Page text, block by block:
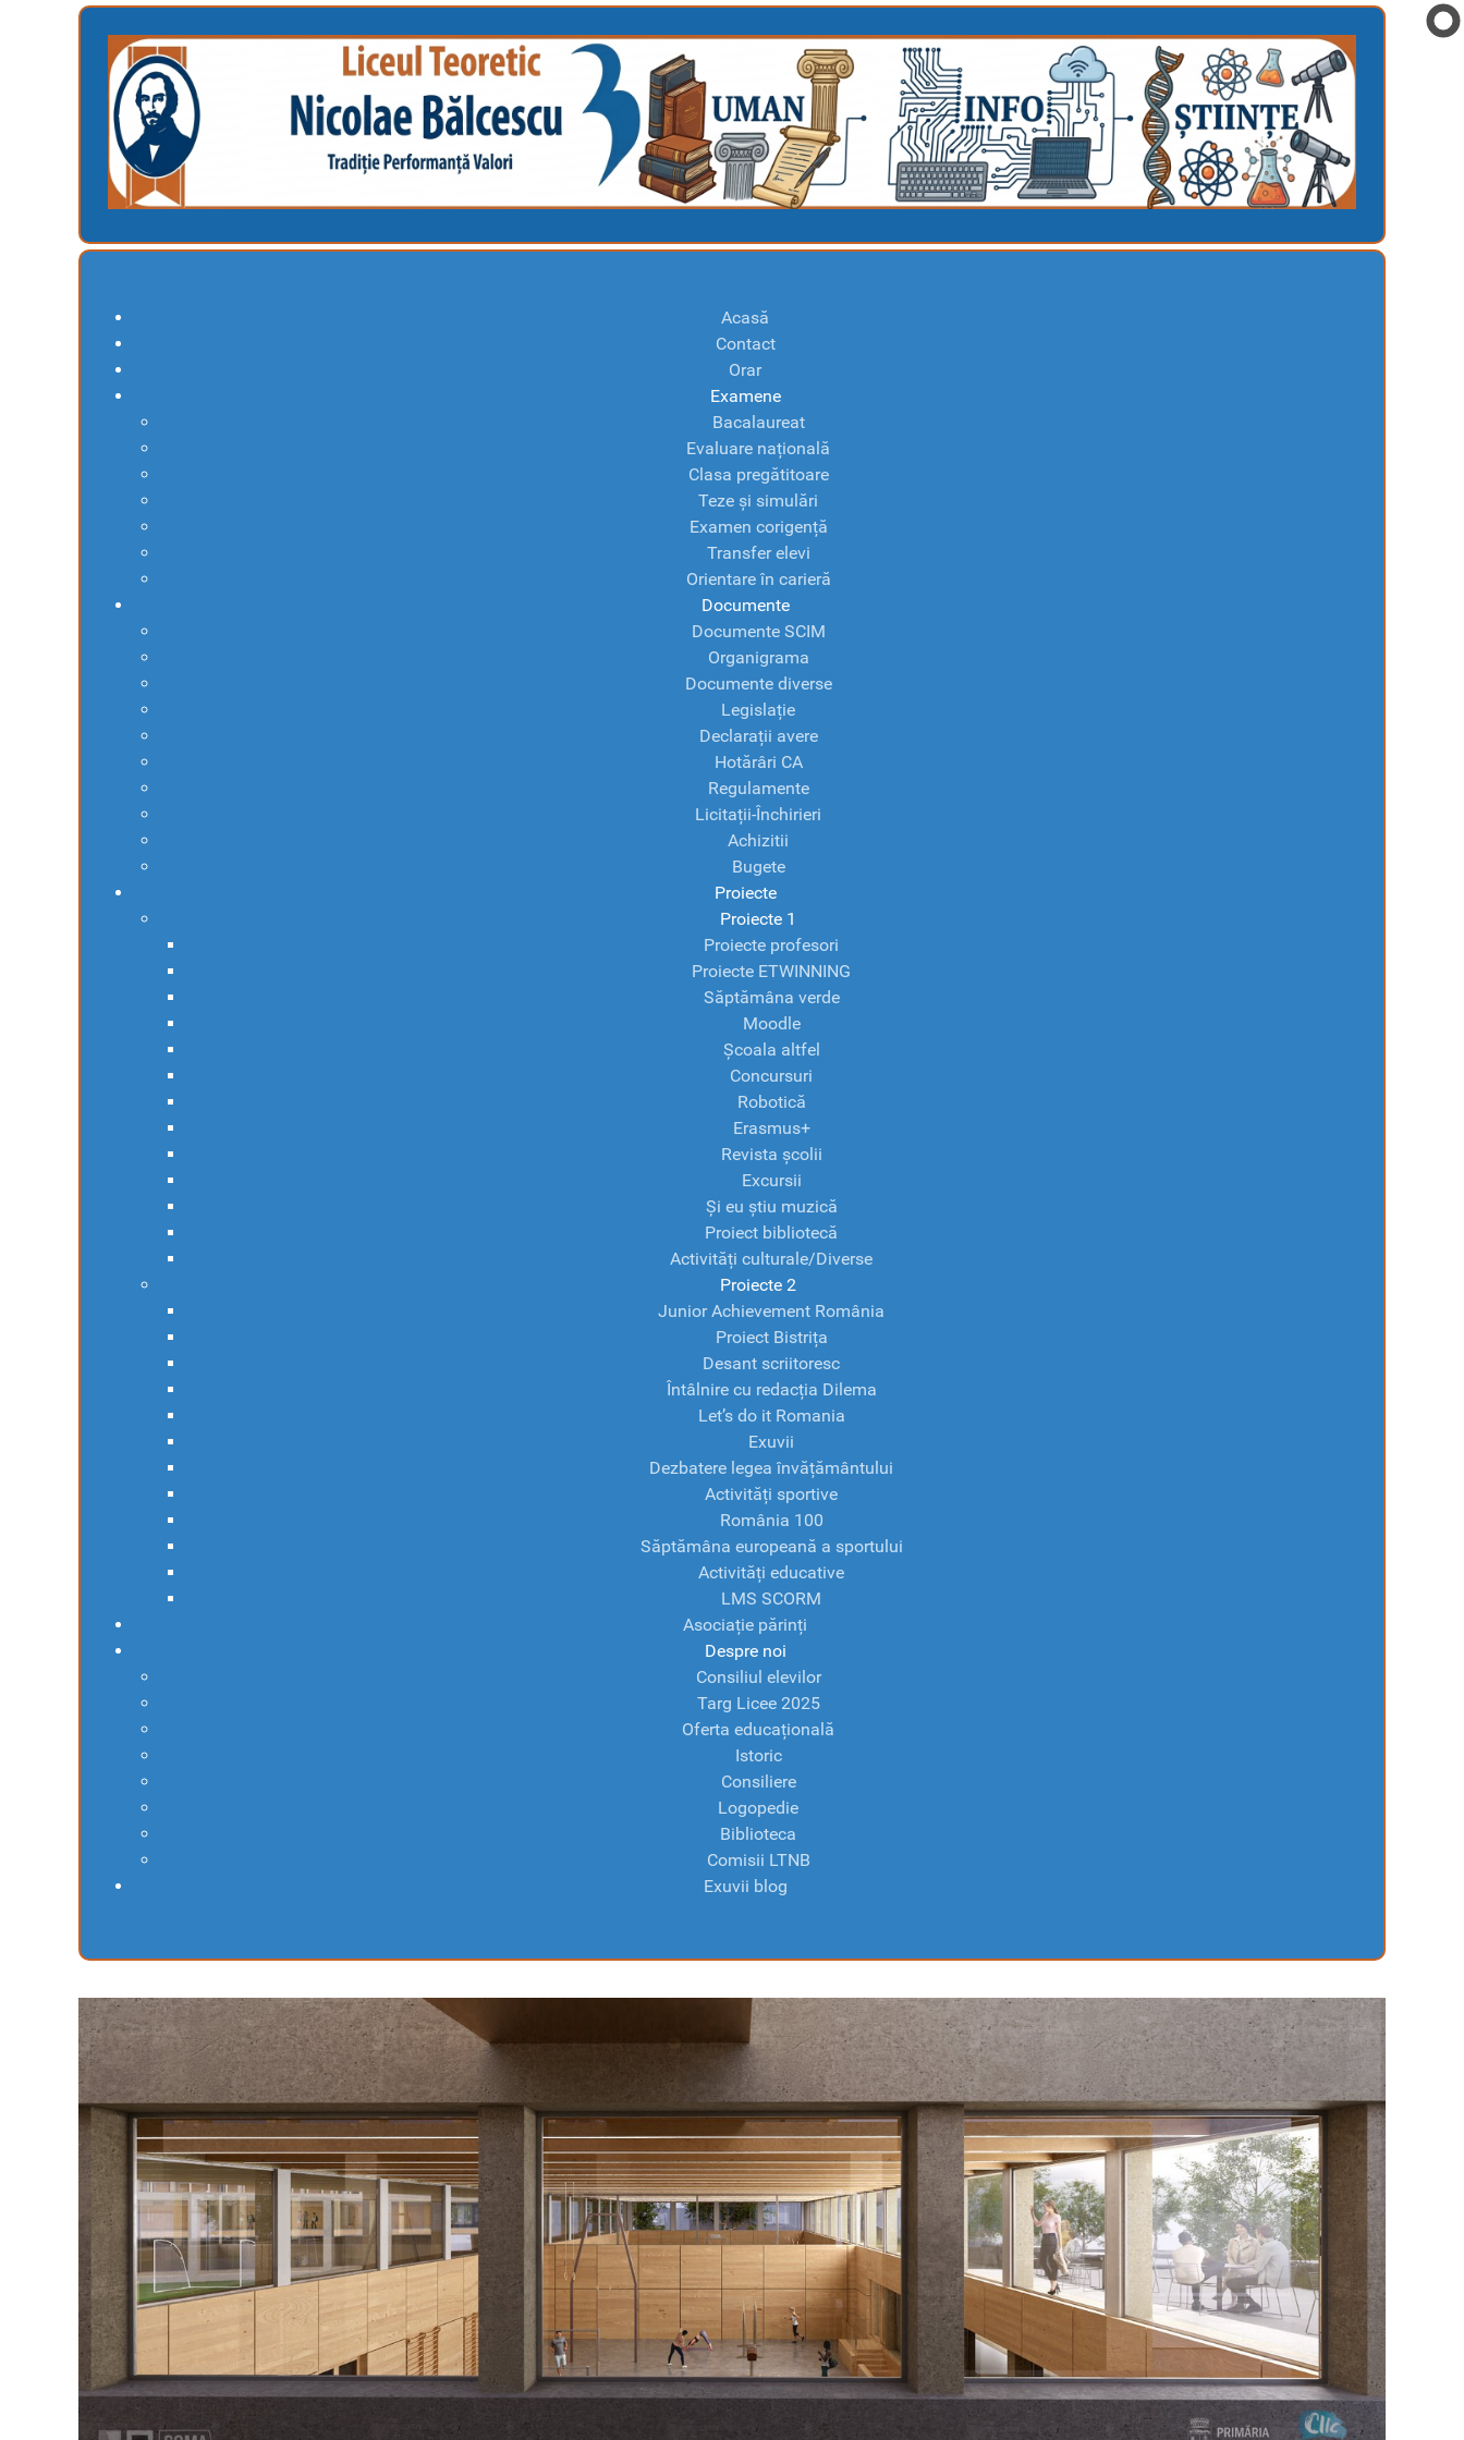
Acasă
Contact
Orar
Examene
Bacalaureat
Evaluare națională
Clasa pregătitoare
Teze și simulări
Examen corigență
Transfer elevi
Orientare în carieră
Documente
Documente SCIM
Organigrama
Documente diverse
Legislație
Declarații avere
Hotărâri CA
Regulamente
Licitații-Închirieri
Achizitii
Bugete
Proiecte
Proiecte 1
Proiecte profesori
Proiecte ETWINNING
Săptămâna verde
Moodle
Școala altfel
Concursuri
Robotică
Erasmus+
Revista școlii
Excursii
Și eu știu muzică
Proiect bibliotecă
Activități culturale/Diverse
Proiecte 2
Junior Achievement România
Proiect Bistrița
Desant scriitoresc
Întâlnire cu redacția Dilema
Let’s do it Romania
Exuvii
Dezbatere legea învățământului
Activități sportive
România 100
Săptămâna europeană a sportului
Activități educative
LMS SCORM
Asociație părinți
Despre noi
Consiliul elevilor
Targ Licee 2025
Oferta educațională
Istoric
Consiliere
Logopedie
Biblioteca
Comisii LTNB
Exuvii blog